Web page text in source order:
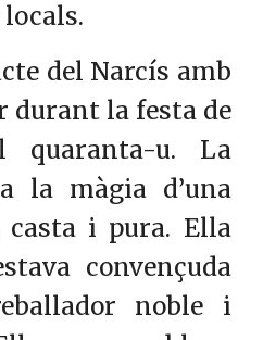
del Narcís amb
durant la festa de
quaranta-u. La
la màgia d’una
i pura. Ella
convençuda
noble i